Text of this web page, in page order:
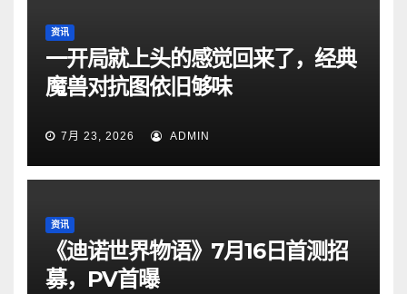
资讯
一开局就上头的感觉回来了，经典
魔兽对抗图依旧够味
7月 23, 2026 ADMIN
资讯
《迪诺世界物语》7月16日首测招
募，PV首曝